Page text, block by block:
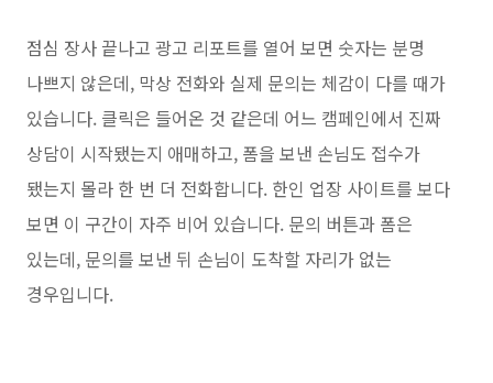
점심 장사 끝나고 광고 리포트를 열어 보면 숫자는 분명
나쁘지 않은데, 막상 전화와 실제 문의는 체감이 다를 때가
있습니다. 클릭은 들어온 것 같은데 어느 캠페인에서 진짜
상담이 시작됐는지 애매하고, 폼을 보낸 손님도 접수가
됐는지 몰라 한 번 더 전화합니다. 한인 업장 사이트를 보다
보면 이 구간이 자주 비어 있습니다. 문의 버튼과 폼은
있는데, 문의를 보낸 뒤 손님이 도착할 자리가 없는
경우입니다.